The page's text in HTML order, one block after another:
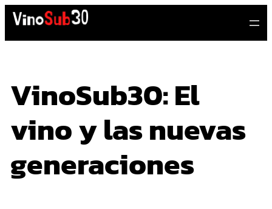
Saltar
contenido
VinoSub30: El
vino y las nuevas
generaciones